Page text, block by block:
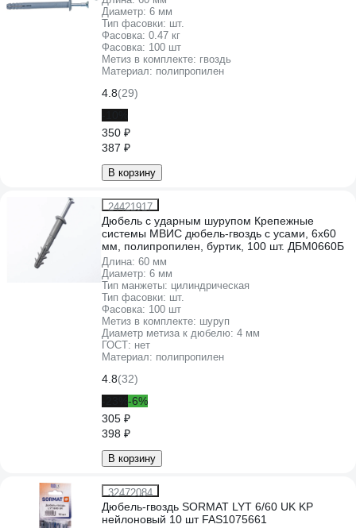
Диаметр: 6 мм
Тип фасовки: шт.
Фасовка: 0.47 кг
Фасовка: 100 шт
Метиз в комплекте: гвоздь
Материал: полипропилен
4.8(29)
350 ₽
387 ₽
В корзину
24421917
Дюбель с ударным шурупом Крепежные
системы МВИС дюбель-гвоздь с усами, 6x60
мм, полипропилен, буртик, 100 шт. ДБМ0660Б
Длина: 60 мм
Диаметр: 6 мм
Тип манжеты: цилиндрическая
Тип фасовки: шт.
Фасовка: 100 шт
Метиз в комплекте: шуруп
Диаметр метиза к дюбелю: 4 мм
ГОСТ: нет
Материал: полипропилен
4.8(32)
-6%
305 ₽
398 ₽
В корзину
32472084
Дюбель-гвоздь SORMAT LYT 6/60 UK KP
нейлоновый 10 шт FAS1075661